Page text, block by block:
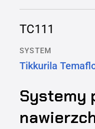
TC111
SYSTEM
Tikkurila
Systemy